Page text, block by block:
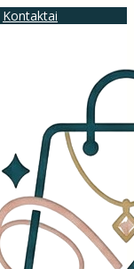
Kontaktai